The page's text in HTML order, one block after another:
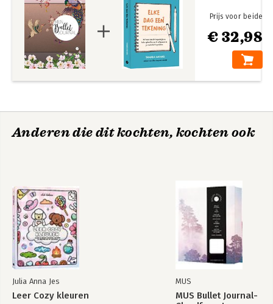
€ 32,98
Prijs voor beide
Anderen die dit kochten, kochten ook
Julia Anna Jes
Leer Cozy kleuren
MUS
MUS Bullet Journal-